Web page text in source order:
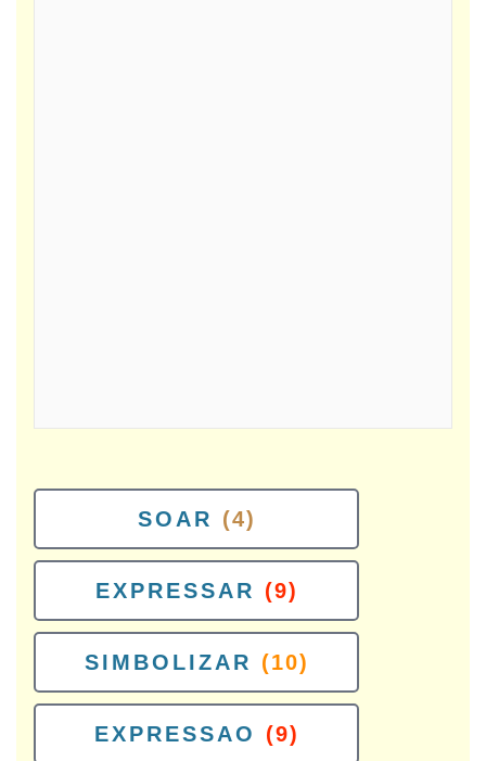
SOAR (4)
EXPRESSAR (9)
SIMBOLIZAR (10)
EXPRESSAO (9)